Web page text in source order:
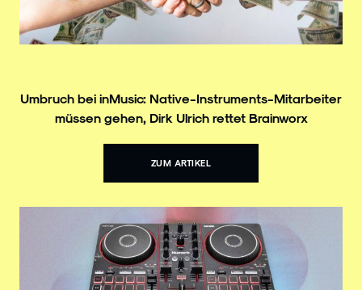
Umbruch bei inMusic: Native-Instruments-Mitarbeiter
müssen gehen, Dirk Ulrich rettet Brainworx
ZUM ARTIKEL